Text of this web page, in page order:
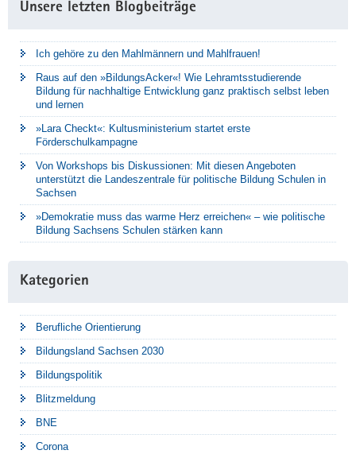
Unsere letzten Blogbeiträge
Ich gehöre zu den Mahlmännern und Mahlfrauen!
Raus auf den »BildungsAcker«! Wie Lehramtsstudierende
Bildung für nachhaltige Entwicklung ganz praktisch selbst leben
und lernen
»Lara Checkt«: Kultusministerium startet erste
Förderschulkampagne
Von Workshops bis Diskussionen: Mit diesen Angeboten
unterstützt die Landeszentrale für politische Bildung Schulen in
Sachsen
»Demokratie muss das warme Herz erreichen« – wie politische
Bildung Sachsens Schulen stärken kann
Kategorien
Berufliche Orientierung
Bildungsland Sachsen 2030
Bildungspolitik
Blitzmeldung
BNE
Corona